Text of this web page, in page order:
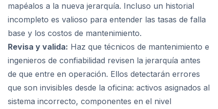
mapéalos a la nueva jerarquía. Incluso un historial
incompleto es valioso para entender las tasas de falla
base y los costos de mantenimiento.
Revisa y valida: Haz que técnicos de mantenimiento e
ingenieros de confiabilidad revisen la jerarquía antes
de que entre en operación. Ellos detectarán errores
que son invisibles desde la oficina: activos asignados al
sistema incorrecto, componentes en el nivel